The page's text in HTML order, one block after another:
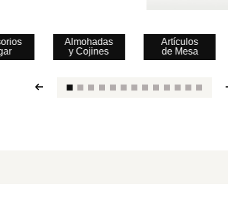
Almohadas
y Cojines
Artículos
de Mesa